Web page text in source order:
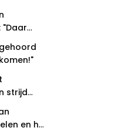
strijd
en hij